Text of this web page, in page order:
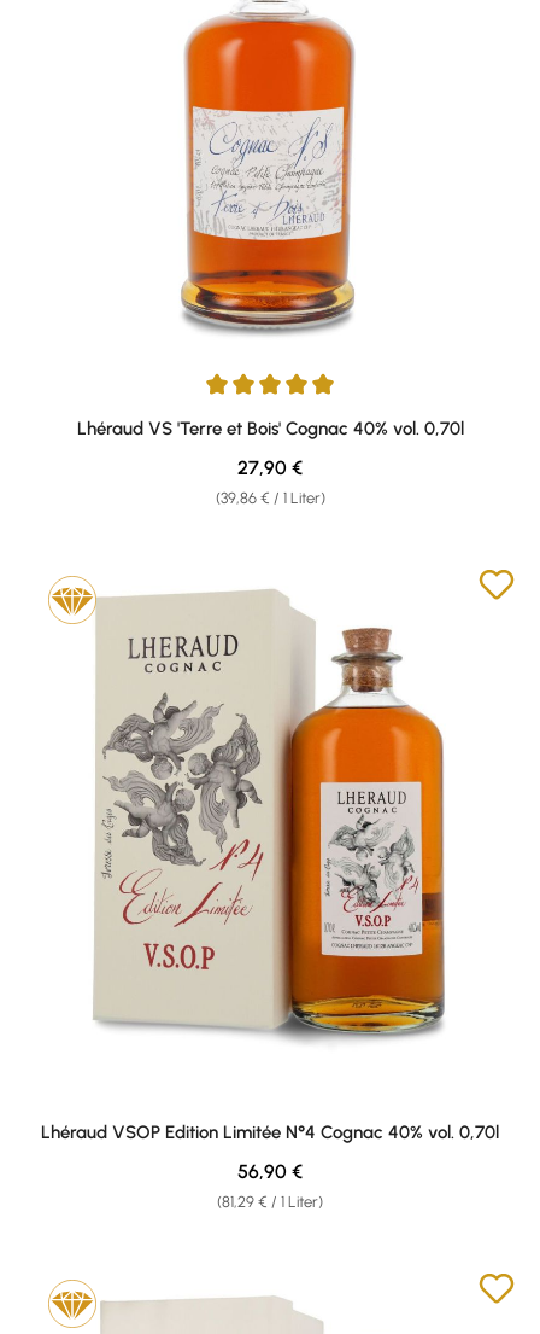
Durchschnittliche Bewertung von 5 von 5 Sternen
Lhéraud VS 'Terre et Bois' Cognac 40% vol. 0,70l
(39,86 € / 1 Liter)
Regulärer Preis:
27,90 €
Lhéraud VSOP Edition Limitée N°4 Cognac 40% vol. 0,70l
(81,29 € / 1 Liter)
Regulärer Preis:
56,90 €